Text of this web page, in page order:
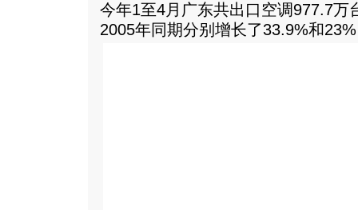
今年1至4月广东共出口空调977.7万
2005年同期分别增长了33.9%和